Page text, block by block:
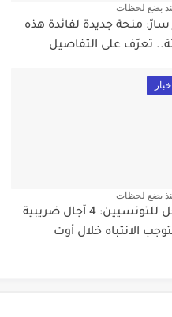
بضع لحظات
سارّ: منحة جديدة لفائدة هذه
تعرّف على التفاصيل
بضع لحظات
عاجل للتونسيين: 4 آجال ضريبية
الانتباه خلال أوت